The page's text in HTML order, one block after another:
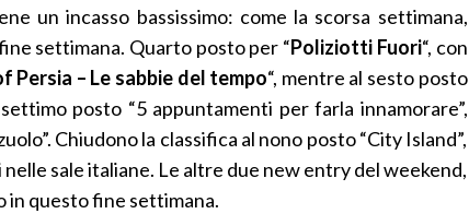
un incasso bassissimo: come la scorsa settimana,
settimana. Quarto posto per “Poliziotti Fuori“, con
Persia – Le sabbie del tempo“, mentre al sesto posto
posto “5 appuntamenti per farla innamorare”,
Chiudono la classifica al nono posto “City Island”,
sale italiane. Le altre due new entry del weekend,
in questo fine settimana.